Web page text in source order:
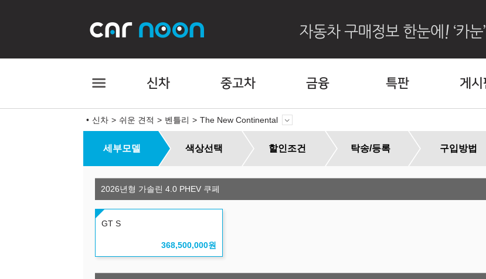
신차 중고차 금융 특판 게시
신차 쉬운 견적 벤틀리 The New Continental
세부모델 색상선택 할인조건 탁송/등록 구입방법
2026년형 가솔린 4.0 PHEV 쿠페
GT S
368,500,000원